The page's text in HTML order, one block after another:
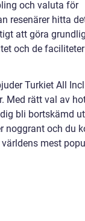
och valuta för
resenärer hitta
att göra
och de
Turkiet All
Med rätt val av
bli bortskämd
noggrant och du
mest